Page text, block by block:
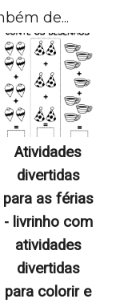
de...
Atividades
divertidas
para as férias
- livrinho com
atividades
divertidas
para colorir e